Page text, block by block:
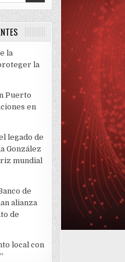
la
la
Puerto
en
legado de
González
mundial
de
alianza
de
local con